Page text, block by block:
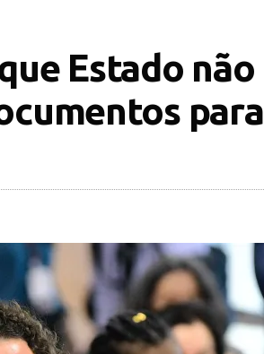
Estado não
para